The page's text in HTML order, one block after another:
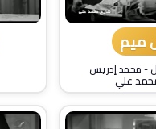
ميم
-محمد إدريس
علي